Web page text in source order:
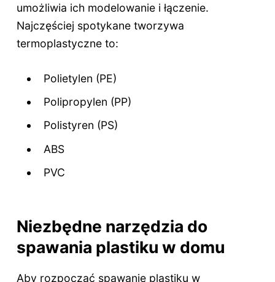
umożliwia ich modelowanie i łączenie.
Najczęściej spotykane tworzywa
termoplastyczne to:
Polietylen (PE)
Polipropylen (PP)
Polistyren (PS)
ABS
PVC
Niezbędne narzędzia do
spawania plastiku w domu
Aby rozpocząć spawanie plastiku w